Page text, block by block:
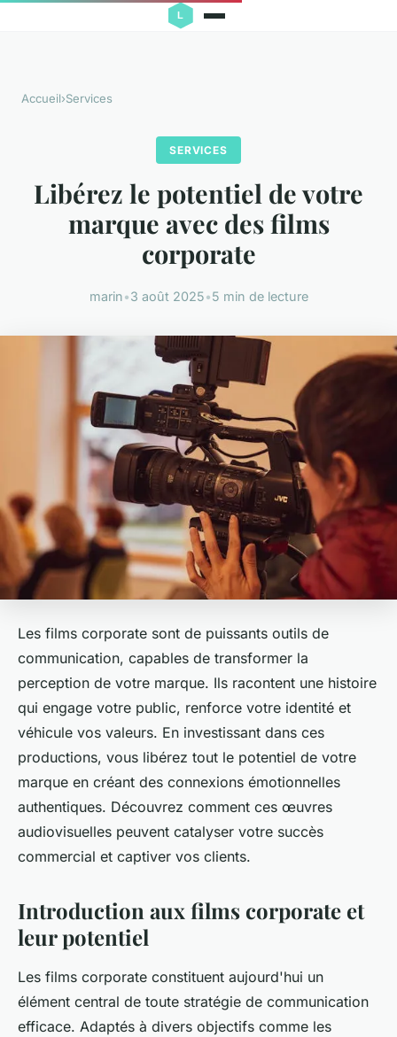
Accueil›Services
SERVICES
Libérez le potentiel de votre
marque avec des films
corporate
marin•3 août 2025•5 min de lecture
Les films corporate sont de puissants outils de
communication, capables de transformer la
perception de votre marque. Ils racontent une histoire
qui engage votre public, renforce votre identité et
véhicule vos valeurs. En investissant dans ces
productions, vous libérez tout le potentiel de votre
marque en créant des connexions émotionnelles
authentiques. Découvrez comment ces œuvres
audiovisuelles peuvent catalyser votre succès
commercial et captiver vos clients.
Introduction aux films corporate et
leur potentiel
Les films corporate constituent aujourd'hui un
élément central de toute stratégie de communication
efficace. Adaptés à divers objectifs comme les